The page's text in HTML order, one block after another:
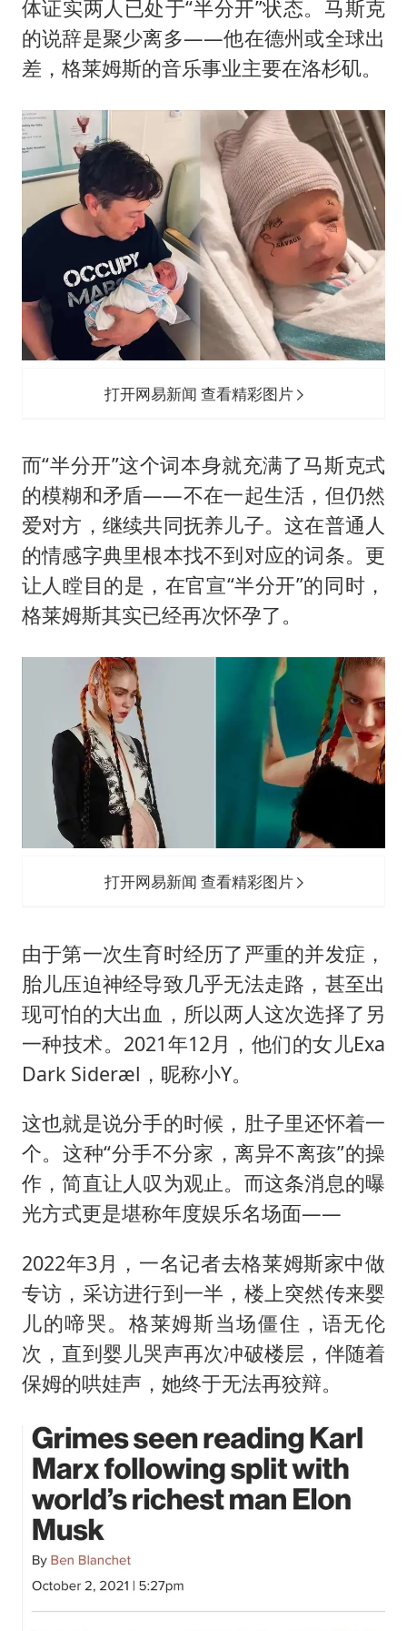
体证实两人已处于“半分开”状态。马斯克
的说辞是聚少离多——他在德州或全球出
差，格莱姆斯的音乐事业主要在洛杉矶。
打开网易新闻 查看精彩图片
而“半分开”这个词本身就充满了马斯克式
的模糊和矛盾——不在一起生活，但仍然
爱对方，继续共同抚养儿子。这在普通人
的情感字典里根本找不到对应的词条。更
让人瞠目的是，在官宣“半分开”的同时，
格莱姆斯其实已经再次怀孕了。
打开网易新闻 查看精彩图片
由于第一次生育时经历了严重的并发症，
胎儿压迫神经导致几乎无法走路，甚至出
现可怕的大出血，所以两人这次选择了另
一种技术。2021年12月，他们的女儿Exa
Dark Sideræl，昵称小Y。
这也就是说分手的时候，肚子里还怀着一
个。这种“分手不分家，离异不离孩”的操
作，简直让人叹为观止。而这条消息的曝
光方式更是堪称年度娱乐名场面——
2022年3月，一名记者去格莱姆斯家中做
专访，采访进行到一半，楼上突然传来婴
儿的啼哭。格莱姆斯当场僵住，语无伦
次，直到婴儿哭声再次冲破楼层，伴随着
保姆的哄娃声，她终于无法再狡辩。